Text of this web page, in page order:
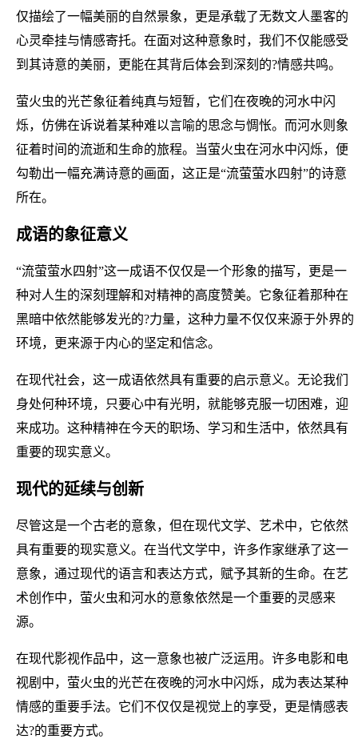
仅描绘了一幅美丽的自然景象，更是承载了无数文人墨客的
心灵牵挂与情感寄托。在面对这种意象时，我们不仅能感受
到其诗意的美丽，更能在其背后体会到深刻的?情感共鸣。
萤火虫的光芒象征着纯真与短暂，它们在夜晚的河水中闪
烁，仿佛在诉说着某种难以言喻的思念与惆怅。而河水则象
征着时间的流逝和生命的旅程。当萤火虫在河水中闪烁，便
勾勒出一幅充满诗意的画面，这正是“流萤萤水四射”的诗意
所在。
成语的象征意义
“流萤萤水四射”这一成语不仅仅是一个形象的描写，更是一
种对人生的深刻理解和对精神的高度赞美。它象征着那种在
黑暗中依然能够发光的?力量，这种力量不仅仅来源于外界的
环境，更来源于内心的坚定和信念。
在现代社会，这一成语依然具有重要的启示意义。无论我们
身处何种环境，只要心中有光明，就能够克服一切困难，迎
来成功。这种精神在今天的职场、学习和生活中，依然具有
重要的现实意义。
现代的延续与创新
尽管这是一个古老的意象，但在现代文学、艺术中，它依然
具有重要的现实意义。在当代文学中，许多作家继承了这一
意象，通过现代的语言和表达方式，赋予其新的生命。在艺
术创作中，萤火虫和河水的意象依然是一个重要的灵感来
源。
在现代影视作品中，这一意象也被广泛运用。许多电影和电
视剧中，萤火虫的光芒在夜晚的河水中闪烁，成为表达某种
情感的重要手法。它们不仅仅是视觉上的享受，更是情感表
达?的重要方式。